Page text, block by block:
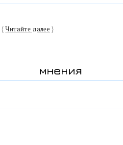
{ Читайте далее }
мнения